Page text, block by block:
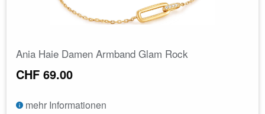
Ania Haie Damen Armband Glam Rock
CHF 69.00
mehr Informationen